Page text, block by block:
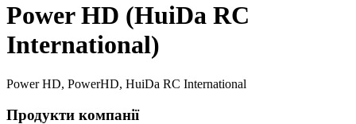
Power HD (HuiDa RC
International)
Power HD, PowerHD, HuiDa RC International
Продукти компанії